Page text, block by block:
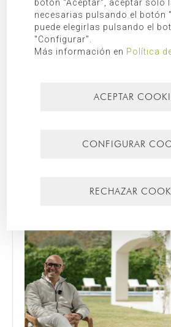
política de privacidad .
BUSCAR
Más leídos
botón "Aceptar", aceptar sólo
necesarias pulsando el botón
puede elegirlas pulsando el
"Configurar".
Más información en Política
ACEPTAR
CONFIGURAR
RECHAZAR